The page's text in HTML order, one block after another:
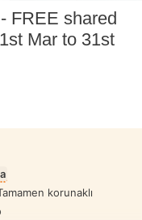
FREE shared
Mar to 31st
korunaklı